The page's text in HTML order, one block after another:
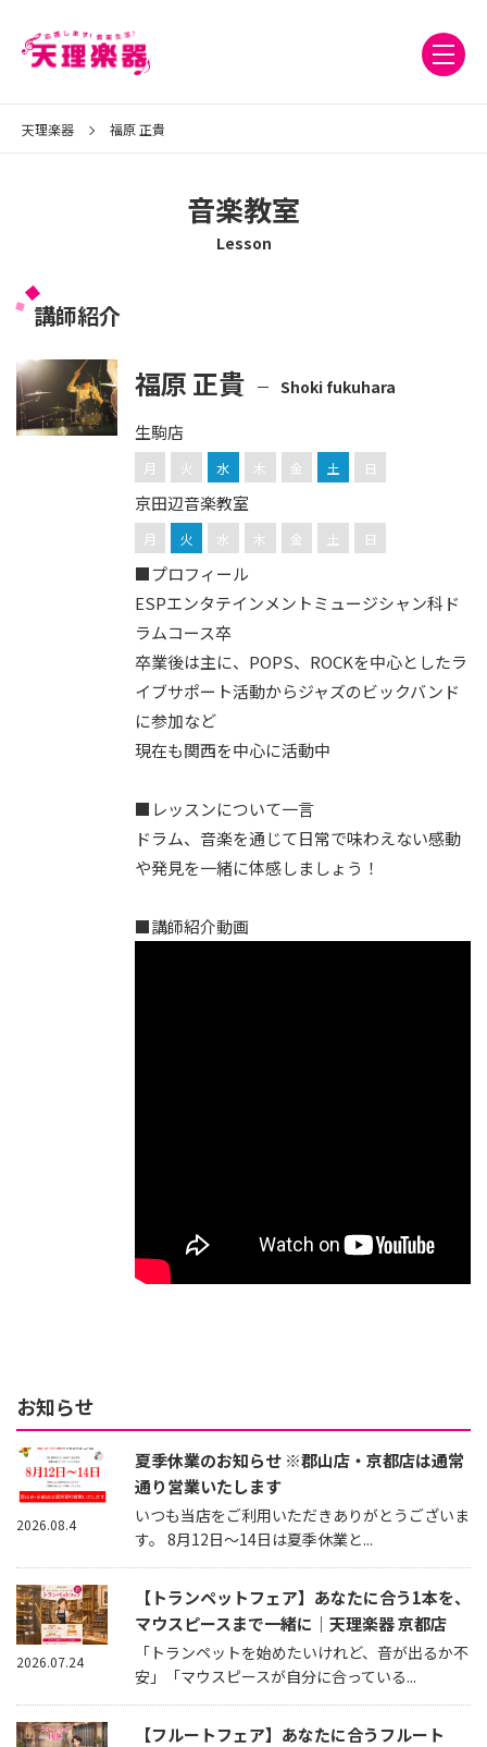
天理楽器 福原 正貴
音楽教室
Lesson
講師紹介
福原 正貴 Shoki fukuhara
生駒店
月 火 水 木 金 土 日
京田辺音楽教室
月 火 水 木 金 土 日
■プロフィール
ESPエンタテインメントミュージシャン科ド
ラムコース卒
卒業後は主に、POPS、ROCKを中心としたラ
イブサポート活動からジャズのビックバンド
に参加など
現在も関西を中心に活動中
■レッスンについて一言
ドラム、音楽を通じて日常で味わえない感動
や発見を一緒に体感しましょう！
■講師紹介動画
お知らせ
夏季休業のお知らせ ※郡山店・京都店は通常
通り営業いたします
いつも当店をご利用いただきありがとうございま
す。 8月12日～14日は夏季休業と...
2026.08.4
【トランペットフェア】あなたに合う1本を、
マウスピースまで一緒に｜天理楽器 京都店
「トランペットを始めたいけれど、音が出るか不
安」「マウスピースが自分に合っている...
2026.07.24
【フルートフェア】あなたに合うフルート